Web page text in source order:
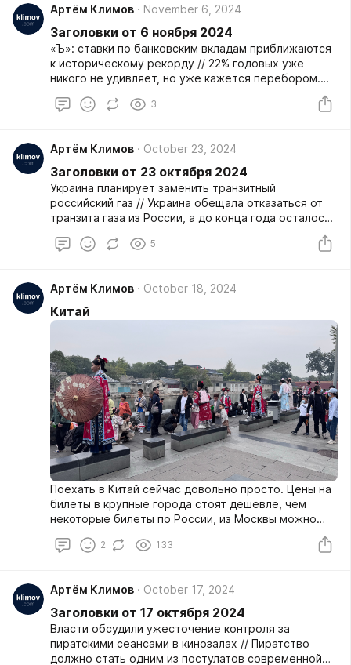
Артём Климов November 6, 2024
Заголовки от 6 ноября 2024
«Ъ»: ставки по банковским вкладам приближаются
к историческому рекорду // 22% годовых уже
никого не удивляет, но уже кажется перебором.
2024 годах разные. Уверен, что у людей,
3
Артём Климов October 23, 2024
Заголовки от 23 октября 2024
Украина планирует заменить транзитный
российский газ // Украина обещала отказаться от
транзита газа из России, а до конца года осталось
всего пара месяцев — нужно что-то придумывать.
Решение было найдено нетривиальное. Почти так
Украины нефть Лукойла и прокачивает через
Украину уже как свою нефть. Только газ будет
называться не русским, а азербайджанским. А
транзит по той же трубе, что и сейчас, сохранится.
Те же яйца, только в профиль.
5
Артём Климов October 18, 2024
Китай
Поехать в Китай сейчас довольно просто. Цены на
билеты в крупные города стоят дешевле, чем
некоторые билеты по России, из Москвы можно
улететь в Пекин, Шанхай, Гуанчжоу, Сиань, Гонконг,
Хайнань и, вероятно, куда-то ещё. Плюс нужно
2 133
Артём Климов October 17, 2024
Заголовки от 17 октября 2024
Власти обсудили ужесточение контроля за
пиратскими сеансами в кинозалах // Пиратство
должно стать одним из постулатов современной